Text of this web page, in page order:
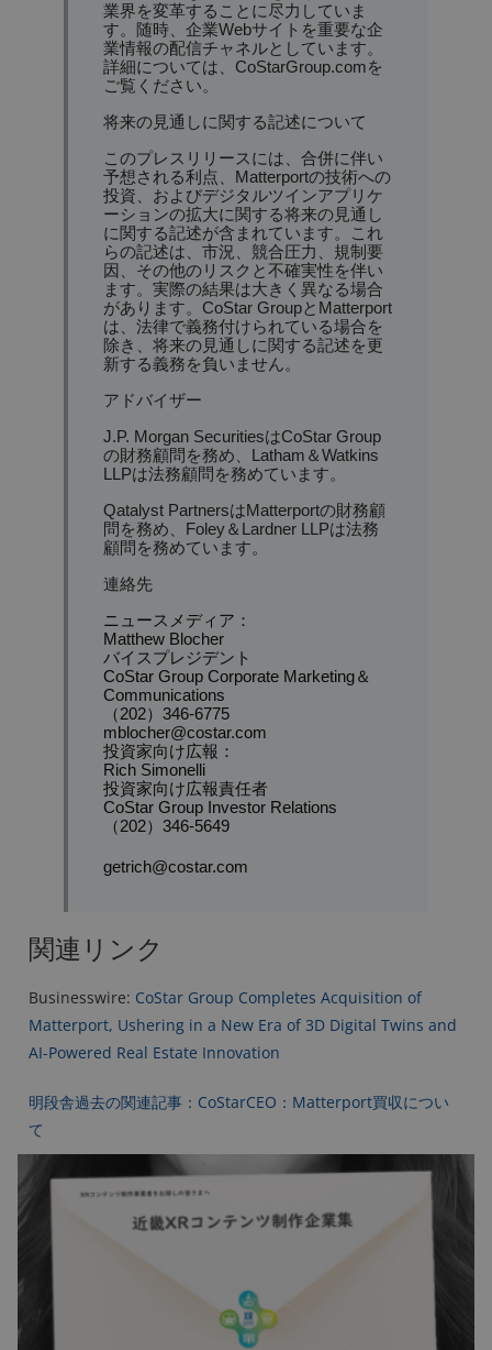
業界を変革することに尽力していま
す。随時、企業Webサイトを重要な企
業情報の配信チャネルとしています。
詳細については、CoStarGroup.comを
ご覧ください。
将来の見通しに関する記述について
このプレスリリースには、合併に伴い
予想される利点、Matterportの技術への
投資、およびデジタルツインアプリケ
ーションの拡大に関する将来の見通し
に関する記述が含まれています。これ
らの記述は、市況、競合圧力、規制要
因、その他のリスクと不確実性を伴い
ます。実際の結果は大きく異なる場合
があります。CoStar GroupとMatterport
は、法律で義務付けられている場合を
除き、将来の見通しに関する記述を更
新する義務を負いません。
アドバイザー
J.P. Morgan SecuritiesはCoStar Group
の財務顧問を務め、Latham＆Watkins
LLPは法務顧問を務めています。
Qatalyst PartnersはMatterportの財務顧
問を務め、Foley＆Lardner LLPは法務
顧問を務めています。
連絡先
ニュースメディア：
Matthew Blocher
バイスプレジデント
CoStar Group Corporate Marketing＆
Communications
（202）346-6775
mblocher@costar.com
投資家向け広報：
Rich Simonelli
投資家向け広報責任者
CoStar Group Investor Relations
（202）346-5649
getrich@costar.com
関連リンク
Businesswire: CoStar Group Completes Acquisition of
Matterport, Ushering in a New Era of 3D Digital Twins and
AI-Powered Real Estate Innovation
明段舎過去の関連記事：CoStarCEO：Matterport買収につい
て